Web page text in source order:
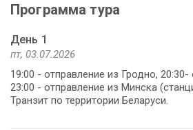
Программа тура
День 1
пт, 03.07.2026
19:00 - отправление из Гродно,
23:00 - отправление из Минска
Транзит по территории Беларуси.